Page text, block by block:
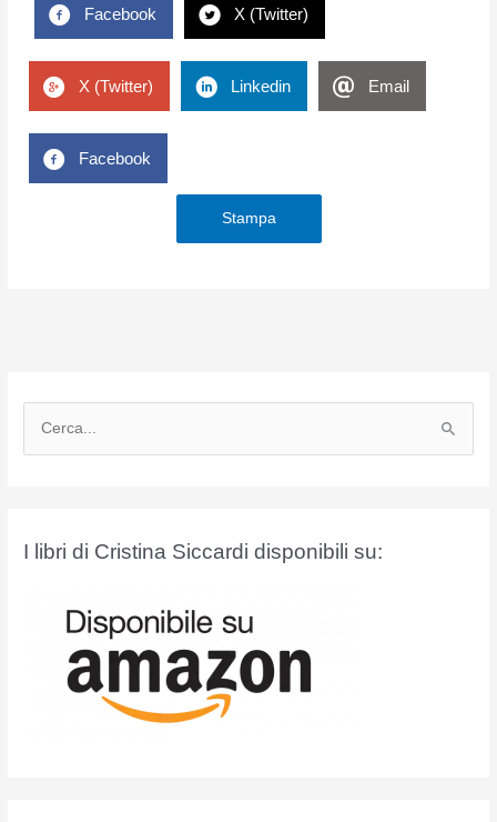
Facebook X (Twitter)
X (Twitter) Linkedin Email
Facebook
Stampa
I libri di Cristina Siccardi disponibili su: